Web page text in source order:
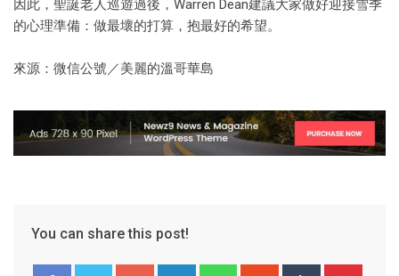
因此，聖誕老人巡遊過後，Warren Dean建議大家做好迎接雪季
的心理準備：做最壞的打算，抱最好的希望。
來源：微信公號／美麗的溫哥華島
You can share this post!